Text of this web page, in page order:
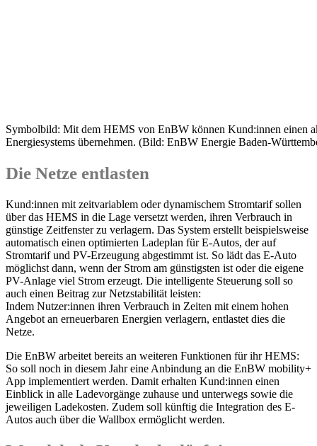
Symbolbild: Mit dem HEMS von EnBW können Kund:innen einen
Energiesystems übernehmen. (Bild: EnBW Energie Baden-
Die Netze entlasten
Kund:innen mit zeitvariablem oder dynamischem Stromtarif sollen
über das HEMS in die Lage versetzt werden, ihren Verbrauch in
günstige Zeitfenster zu verlagern. Das System erstellt beispielsweise
automatisch einen optimierten Ladeplan für E-Autos, der auf
Stromtarif und PV-Erzeugung abgestimmt ist. So lädt das E-Auto
möglichst dann, wenn der Strom am günstigsten ist oder die eigene
PV-Anlage viel Strom erzeugt. Die intelligente Steuerung soll so
auch einen Beitrag zur Netzstabilität leisten:
Indem Nutzer:innen ihren Verbrauch in Zeiten mit einem hohen
Angebot an erneuerbaren Energien verlagern, entlastet dies die
Netze.
Die EnBW arbeitet bereits an weiteren Funktionen für ihr HEMS:
So soll noch in diesem Jahr eine Anbindung an die EnBW mobility+
App implementiert werden. Damit erhalten Kund:innen einen
Einblick in alle Ladevorgänge zuhause und unterwegs sowie die
jeweiligen Ladekosten. Zudem soll künftig die Integration des E-
Autos auch über die Wallbox ermöglicht werden.